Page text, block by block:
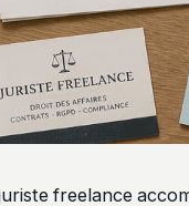
freelance